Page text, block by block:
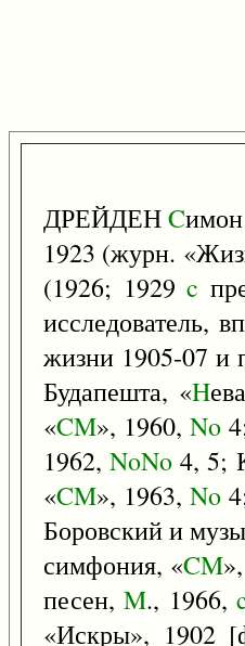
ДРЕЙДЕНC
1923 (журн.
(1926; 1929c
исследователь,
жизни 1905-07 и
Будапешта, «H
«CM», 1960,No
1962,NoNo 4, 5;
«CM», 1963, No
Боровский и
симфония, «CM
песен,M., 1966,
«Искры», 1902